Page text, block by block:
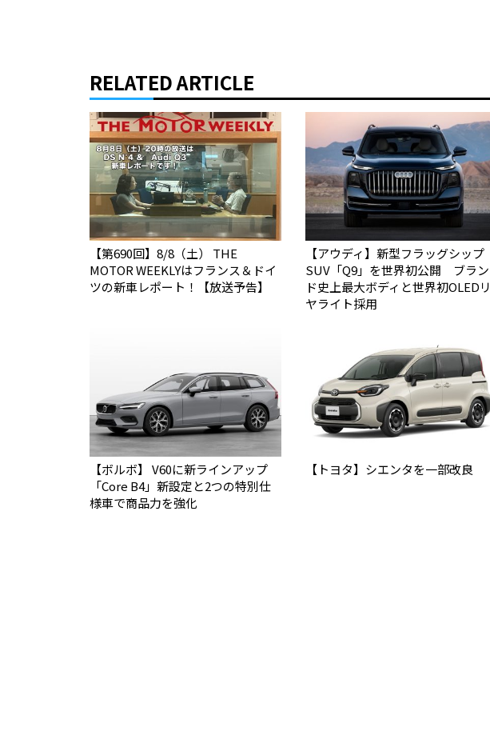
RELATED ARTICLE
【第690回】8/8（土） THE
MOTOR WEEKLYはフランス＆ドイ
ツの新車レポート！【放送予告】
【アウディ】新型フラッグシップ
SUV「Q9」を世界初公開 ブラン
ド史上最大ボディと世界初OLEDリ
ヤライト採用
【ボルボ】 V60に新ラインアップ
「Core B4」新設定と2つの特別仕
様車で商品力を強化
【トヨタ】シエンタを一部改良